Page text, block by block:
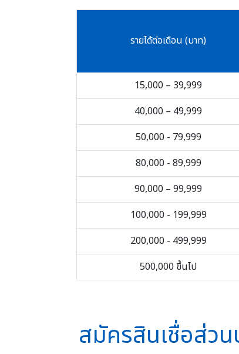
รายได้ต่อเดือน (บาท)
15,000 – 39,999
40,000 – 49,999
50,000 - 79,999
80,000 - 89,999
90,000 – 99,999
100,000 - 199,999
200,000 - 499,999
500,000 ขึ้นไป
สมัครสินเชื่อส่ว